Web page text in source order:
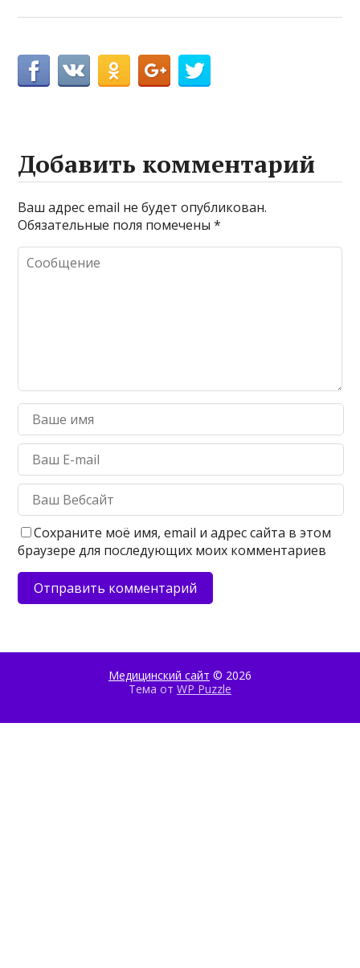
Добавить комментарий
Ваш адрес email не будет опубликован.
Обязательные поля помечены*
Сохраните моё имя, email и адрес сайта в этом
браузере для последующих моих комментариев
Медицинский сайт © 2026
Тема от WP Puzzle